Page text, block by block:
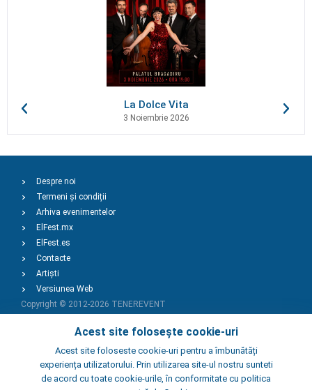
La Dolce Vita
3 Noiembrie 2026
Acest site folosește cookie-uri
Acest site foloseste cookie-uri pentru a îmbunătăți
experiența utilizatorului. Prin utilizarea site-ul nostru sunteti
de acord cu toate cookie-urile, în conformitate cu politica
Despre noi
Termeni și condiții
Arhiva evenimentelor
ElFest.mx
ElFest.es
Contacte
Artiști
Versiunea Web
Copyright © 2012-2026 TENEREVENT
Adaugă Eveniment